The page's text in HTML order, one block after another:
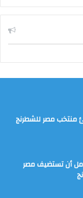
منتخب مصر للشطرنج
أن تستضيف مصر